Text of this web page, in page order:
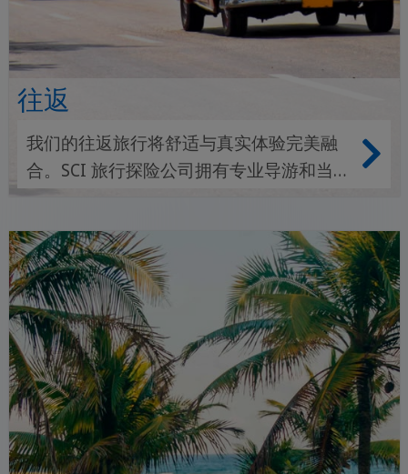
往返
我们的往返旅行将舒适与真实体验完美融
合。SCI 旅行探险公司拥有专业导游和当地
合作伙伴，可确保您度过一个轻松、丰富